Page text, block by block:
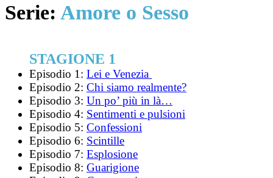
Serie: Amore o Sesso
STAGIONE 1
Episodio 1: Lei e Venezia
Episodio 2: Chi siamo realmente?
Episodio 3: Un po’ più in là…
Episodio 4: Sentimenti e pulsioni
Episodio 5: Confessioni
Episodio 6: Scintille
Episodio 7: Esplosione
Episodio 8: Guarigione